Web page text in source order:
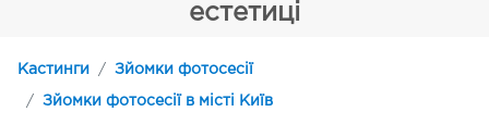
естетиці
Кастинги Зйомки фотосесії
Зйомки фотосесії в місті Київ